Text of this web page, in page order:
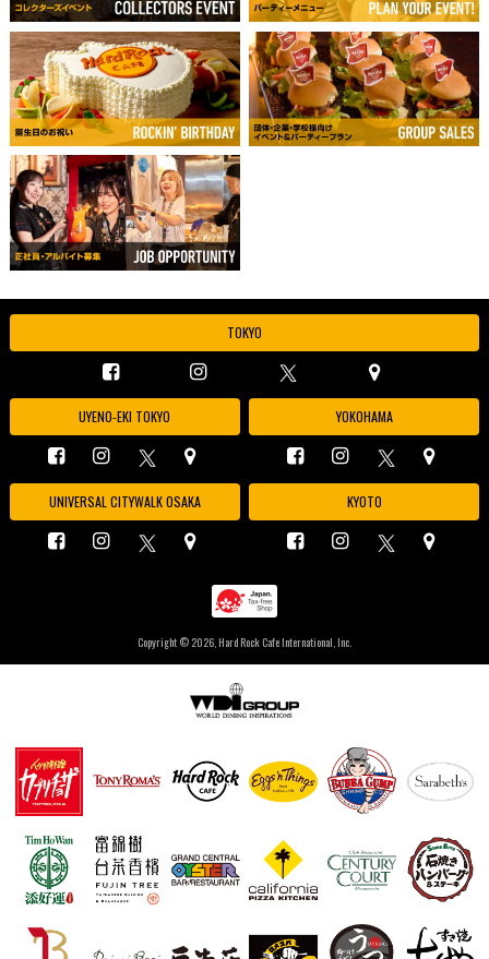
TOKYO
UYENO-EKI TOKYO YOKOHAMA
UNIVERSAL CITYWALK OSAKA KYOTO
Copyright © 2026, Hard Rock Cafe International, Inc.